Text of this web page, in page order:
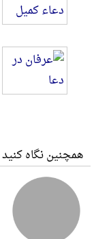
همچنین نگاه کنید